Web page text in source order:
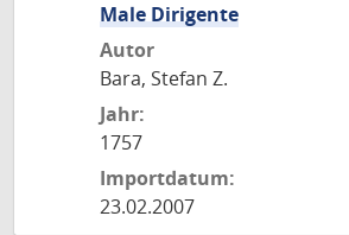
Male Dirigente
Autor
Bara, Stefan Z.
Jahr:
1757
Importdatum:
23.02.2007